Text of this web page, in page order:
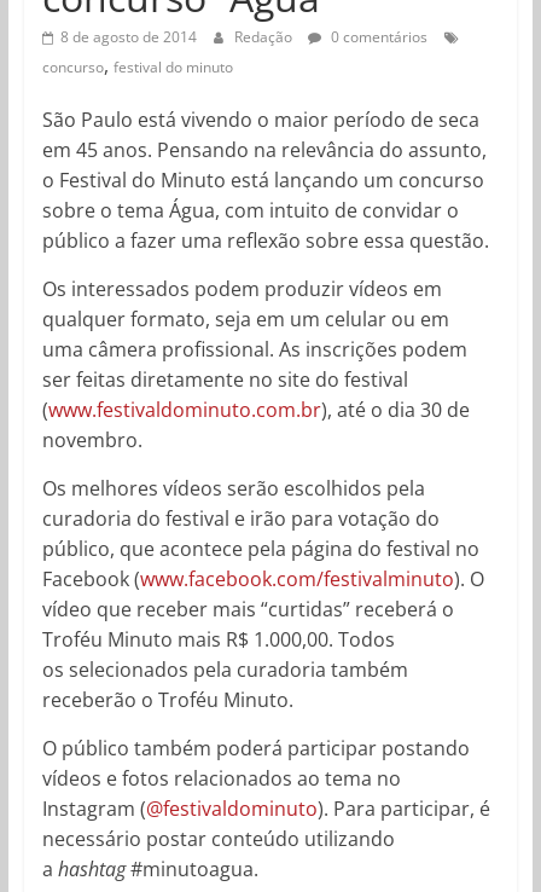
8 de agosto de 2014 Redação
0 comentários
concurso, festival do minuto
São Paulo está vivendo o maior período de seca
em 45 anos. Pensando na relevância do assunto,
o Festival do Minuto está lançando um concurso
sobre o tema Água, com intuito de convidar o
público a fazer uma reflexão sobre essa questão.
Os interessados podem produzir vídeos em
qualquer formato, seja em um celular ou em
uma câmera profissional. As inscrições podem
ser feitas diretamente no site do festival
(www.festivaldominuto.com.br), até o dia 30 de
novembro.
Os melhores vídeos serão escolhidos pela
curadoria do festival e irão para votação do
público, que acontece pela página do festival no
Facebook (www.facebook.com/festivalminuto). O
vídeo que receber mais “curtidas” receberá o
Troféu Minuto mais R$ 1.000,00. Todos
os selecionados pela curadoria também
receberão o Troféu Minuto.
O público também poderá participar postando
vídeos e fotos relacionados ao tema no
Instagram (@festivaldominuto). Para participar, é
necessário postar conteúdo utilizando
a hashtag#minutoagua.